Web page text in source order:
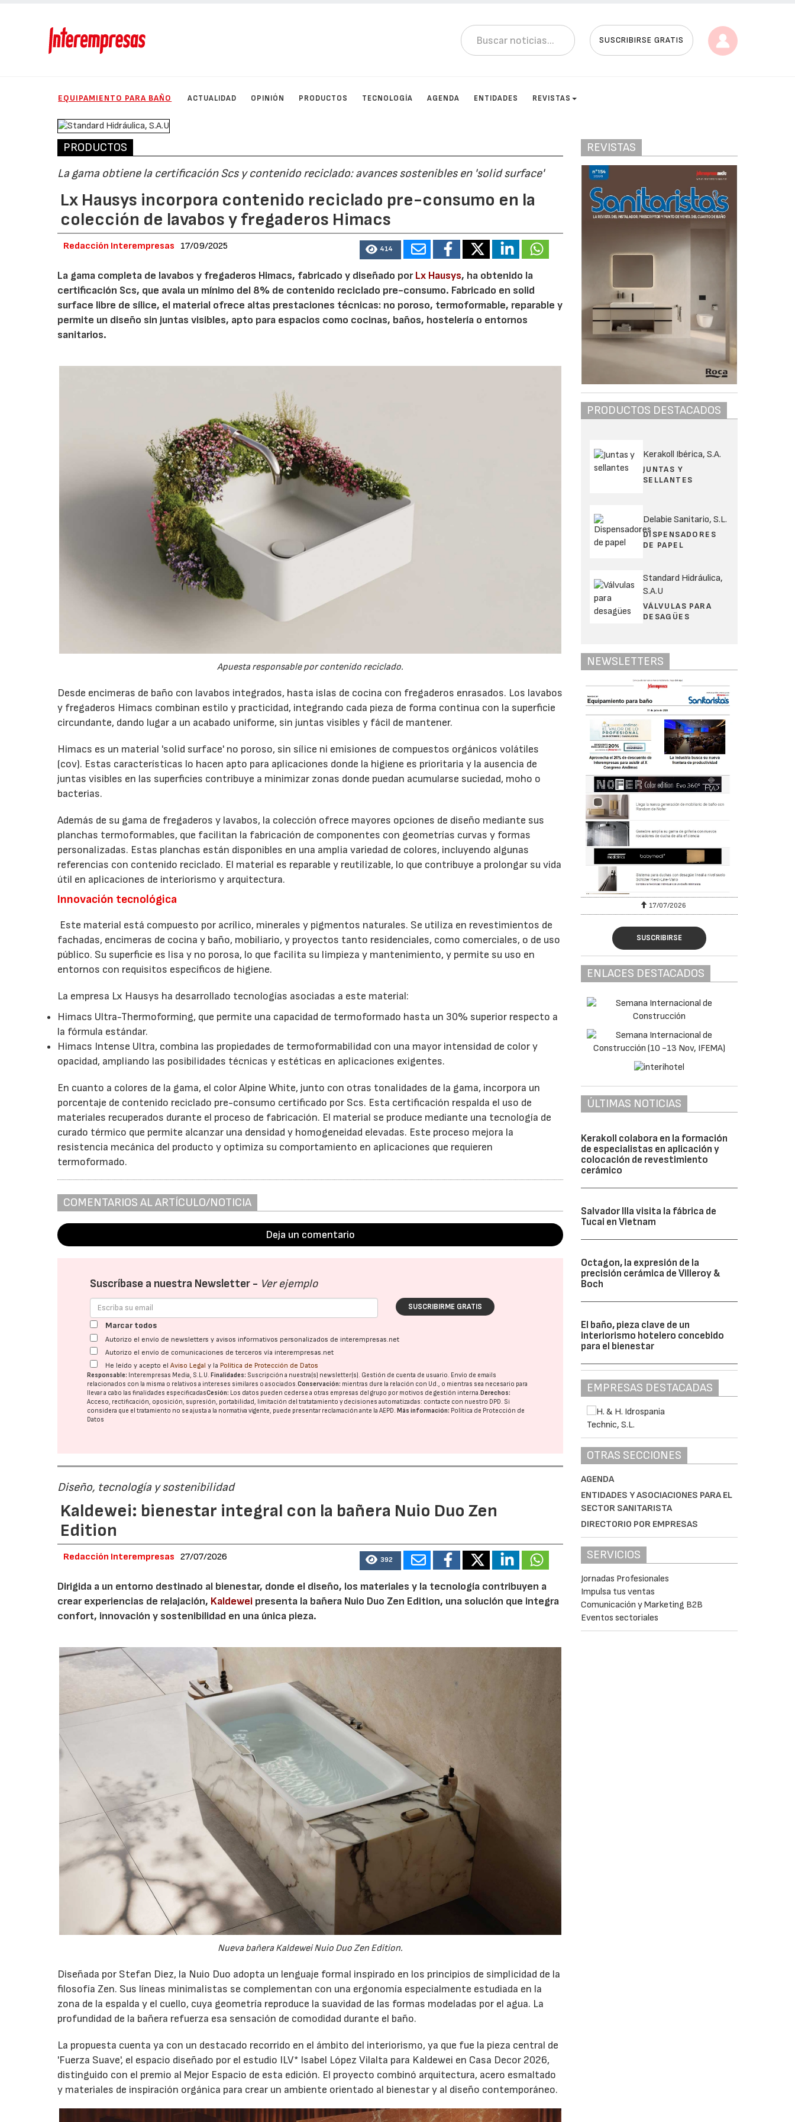
SUSCRIBIRSE GRATIS
EQUIPAMIENTO PARA BAÑO ACTUALIDAD OPINIÓN PRODUCTOS TECNOLOGÍA AGENDA ENTIDADES REVISTAS
PRODUCTOS
La gama obtiene la certificación Scs y contenido reciclado: avances sostenibles en 'solid surface'
Lx Hausys incorpora contenido reciclado pre-consumo en la
colección de lavabos y fregaderos Himacs
Redacción Interempresas 17/09/2025 414
La gama completa de lavabos y fregaderos Himacs, fabricado y diseñado porLx Hausys, ha obtenido la
certificación Scs, que avala un mínimo del 8% de contenido reciclado pre-consumo. Fabricado en solid
surface libre de sílice, el material ofrece altas prestaciones técnicas: no poroso, termoformable, reparable y
permite un diseño sin juntas visibles, apto para espacios como cocinas, baños, hostelería o entornos
sanitarios.
Apuesta responsable por contenido reciclado.
Desde encimeras de baño con lavabos integrados, hasta islas de cocina con fregaderos enrasados. Los lavabos
y fregaderos Himacs combinan estilo y practicidad, integrando cada pieza de forma continua con la superficie
circundante, dando lugar a un acabado uniforme, sin juntas visibles y fácil de mantener.
Himacs es un material 'solid surface' no poroso, sin sílice ni emisiones de compuestos orgánicos volátiles
(cov). Estas características lo hacen apto para aplicaciones donde la higiene es prioritaria y la ausencia de
juntas visibles en las superficies contribuye a minimizar zonas donde puedan acumularse suciedad, moho o
bacterias.
Además de su gama de fregaderos y lavabos, la colección ofrece mayores opciones de diseño mediante sus
planchas termoformables, que facilitan la fabricación de componentes con geometrías curvas y formas
personalizadas. Estas planchas están disponibles en una amplia variedad de colores, incluyendo algunas
referencias con contenido reciclado. El material es reparable y reutilizable, lo que contribuye a prolongar su vida
útil en aplicaciones de interiorismo y arquitectura.
Innovación tecnológica
Este material está compuesto por acrílico, minerales y pigmentos naturales. Se utiliza en revestimientos de
fachadas, encimeras de cocina y baño, mobiliario, y proyectos tanto residenciales, como comerciales, o de uso
público. Su superficie es lisa y no porosa, lo que facilita su limpieza y mantenimiento, y permite su uso en
entornos con requisitos específicos de higiene.
La empresa Lx Hausys ha desarrollado tecnologías asociadas a este material:
Himacs Ultra-Thermoforming, que permite una capacidad de termoformado hasta un 30% superior respecto a
la fórmula estándar.
Himacs Intense Ultra, combina las propiedades de termoformabilidad con una mayor intensidad de color y
opacidad, ampliando las posibilidades técnicas y estéticas en aplicaciones exigentes.
En cuanto a colores de la gama, el color Alpine White, junto con otras tonalidades de la gama, incorpora un
porcentaje de contenido reciclado pre-consumo certificado por Scs. Esta certificación respalda el uso de
materiales recuperados durante el proceso de fabricación. El material se produce mediante una tecnología de
curado térmico que permite alcanzar una densidad y homogeneidad elevadas. Este proceso mejora la
resistencia mecánica del producto y optimiza su comportamiento en aplicaciones que requieren
termoformado.
COMENTARIOS AL ARTÍCULO/NOTICIA
Deja un comentario
Suscríbase a nuestra Newsletter - Ver ejemplo
SUSCRIBIRME GRATIS
Marcar todos
Autorizo el envío de newsletters y avisos informativos personalizados de interempresas.net
Autorizo el envío de comunicaciones de terceros vía interempresas.net
He leído y acepto elAviso Legal y la Política de Protección de Datos
Responsable: Interempresas Media, S.L.U.Finalidades: Suscripción a nuestra(s) newsletter(s). Gestión de cuenta de usuario. Envío de emails
relacionados con la misma o relativos a intereses similares o asociados.Conservación: mientras dure la relación con Ud., o mientras sea necesario para
llevar a cabo las finalidades especificadasCesión: Los datos pueden cederse a otras empresas del grupo por motivos de gestión interna.Derechos:
Acceso, rectificación, oposición, supresión, portabilidad, limitación del tratatamiento y decisiones automatizadas: contacte con nuestro DPD. Si
considera que el tratamiento no se ajusta a la normativa vigente, puede presentar reclamación ante laAEPD.Más información: Política de Protección de
Datos
Diseño, tecnología y sostenibilidad
Kaldewei: bienestar integral con la bañera Nuio Duo Zen
Edition
Redacción Interempresas 27/07/2026 392
Dirigida a un entorno destinado al bienestar, donde el diseño, los materiales y la tecnología contribuyen a
crear experiencias de relajación, Kaldewei presenta la bañera Nuio Duo Zen Edition, una solución que integra
confort, innovación y sostenibilidad en una única pieza.
Nueva bañera Kaldewei Nuio Duo Zen Edition.
Diseñada por Stefan Diez, la Nuio Duo adopta un lenguaje formal inspirado en los principios de simplicidad de la
filosofía Zen. Sus líneas minimalistas se complementan con una ergonomía especialmente estudiada en la
zona de la espalda y el cuello, cuya geometría reproduce la suavidad de las formas modeladas por el agua. La
profundidad de la bañera refuerza esa sensación de comodidad durante el baño.
La propuesta cuenta ya con un destacado recorrido en el ámbito del interiorismo, ya que fue la pieza central de
'Fuerza Suave', el espacio diseñado por el estudio ILV* Isabel López Vilalta para Kaldewei en Casa Decor 2026,
distinguido con el premio al Mejor Espacio de esta edición. El proyecto combinó arquitectura, acero esmaltado
y materiales de inspiración orgánica para crear un ambiente orientado al bienestar y al diseño contemporáneo.
REVISTAS
PRODUCTOS DESTACADOS
Kerakoll Ibérica, S.A.
JUNTAS Y
SELLANTES
Delabie Sanitario, S.L.
DISPENSADORES
DE PAPEL
Standard Hidráulica,
S.A.U
VÁLVULAS PARA
DESAGÜES
NEWSLETTERS
17/07/2026
SUSCRIBIRSE
ENLACES DESTACADOS
ÚLTIMAS NOTICIAS
Kerakoll colabora en la formación
de especialistas en aplicación y
colocación de revestimiento
cerámico
Salvador Illa visita la fábrica de
Tucai en Vietnam
Octagon, la expresión de la
precisión cerámica de Villeroy &
Boch
El baño, pieza clave de un
interiorismo hotelero concebido
para el bienestar
EMPRESAS DESTACADAS
OTRAS SECCIONES
AGENDA
ENTIDADES Y ASOCIACIONES PARA EL
SECTOR SANITARISTA
DIRECTORIO POR EMPRESAS
SERVICIOS
Jornadas Profesionales
Impulsa tus ventas
Comunicación y Marketing B2B
Eventos sectoriales